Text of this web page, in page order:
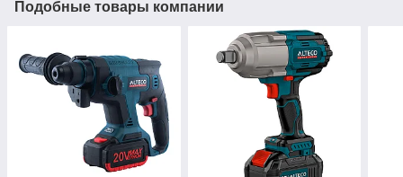
Подобные товары компании